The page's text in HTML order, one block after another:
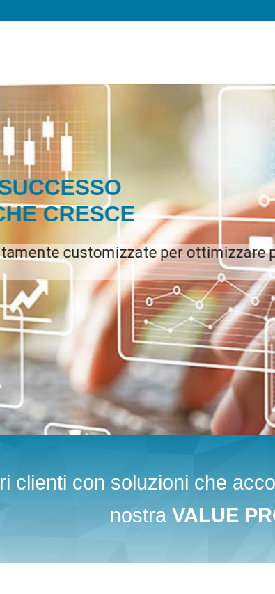
di Lavoro gestite
DI SICUREZZA - SOLUZIONI DI
clienti con soluzioni che
nostra VALUE